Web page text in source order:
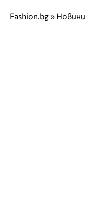
Fashion.bg» Новини